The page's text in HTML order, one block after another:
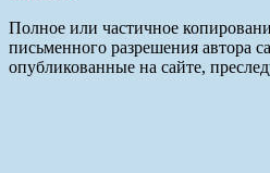
Полное или частичное
письменного разрешения автора
опубликованные на сайте,